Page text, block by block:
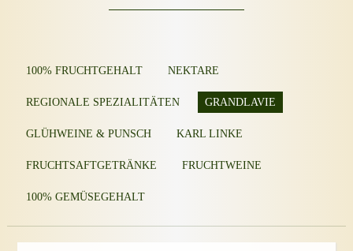
100% FRUCHTGEHALT NEKTARE
REGIONALE SPEZIALITÄTEN GRANDLAVIE
GLÜHWEINE & PUNSCH KARL LINKE
FRUCHTSAFTGETRÄNKE FRUCHTWEINE
100% GEMÜSEGEHALT